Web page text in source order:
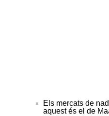
Els mercats de
aquest és el de